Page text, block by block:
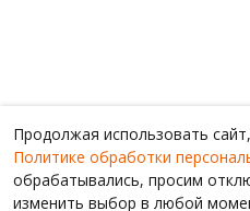
Продолжая использовать
Политике обработки
обрабатывались, просим
изменить выбор в любой